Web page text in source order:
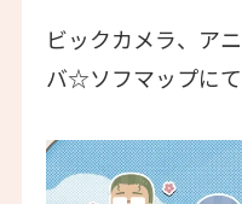
ビックカメラ、ア
バ☆ソフマップにて